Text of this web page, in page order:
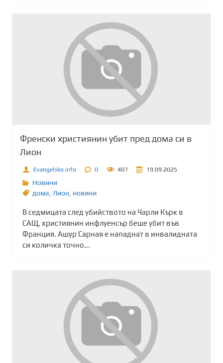
Френски християнин убит пред дома си в
Лион
Evangelsko.info 0 407 19.09.2025
Новини
дома Лион новини
В седмицата след убийството на Чарли Кърк в
САЩ, християнин инфлуенсър беше убит във
Франция. Ашур Сарная е нападнат в инвалидната
си количка точно...